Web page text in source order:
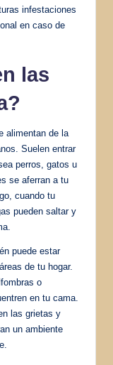
infestaciones
en caso de
las
alimentan de la
Suelen entrar
perros, gatos u
se aferran a tu
cuando tu
pueden saltar y
puede estar
de tu hogar.
o
en tu cama.
las grietas y
un ambiente